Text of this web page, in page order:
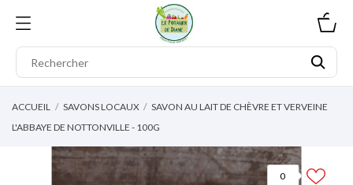
ACCUEIL SAVONS LOCAUX
SAVON AU LAIT DE CHÈVRE ET VERVEINE
L'ABBAYE DE NOTTONVILLE - 100G
0